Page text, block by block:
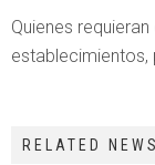
Quienes
establecimientos,
RELATED NEWS